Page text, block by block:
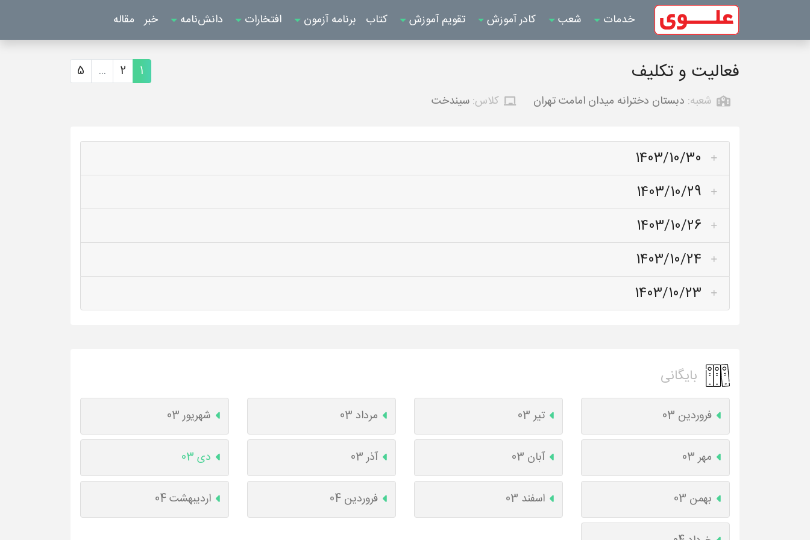
خدمات شعب کادر آموزش تقویم آموزش کتاب برنامه آزمون افتخارات دانش‌نامه خبر مقاله
فعالیت و تکلیف 1
2
...
5
شعبه: دبستان دخترانه میدان امامت تهران کلاس: سیندخت
1403/10/30
1403/10/29
1403/10/26
1403/10/24
1403/10/23
بایگانی
فروردین 03 تیر 03 مرداد 03 شهریور 03
مهر 03 آبان 03 آذر 03 دی 03
بهمن 03 اسفند 03 فروردین 04 اردیبهشت 04